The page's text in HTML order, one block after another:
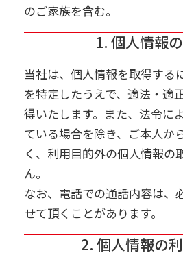
のご家族を含む。
1. 個人情報
当社は、個人情報を取得する
を特定したうえで、適法・適
得いたします。また、法令に
ている場合を除き、ご本人か
く、利用目的外の個人情報の
ん。
なお、電話での通話内容は、
せて頂くことがあります。
2. 個人情報の